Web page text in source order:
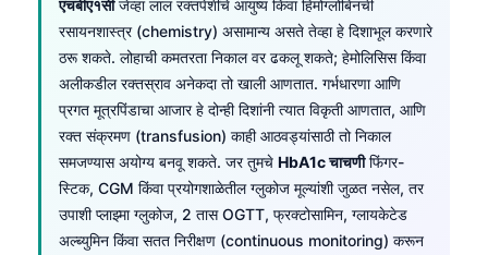
एचबीए१सीजेव्हा लाल रक्तपेशींचे आयुष्य किंवा हिमोग्लोबिनची
रसायनशास्त्र (chemistry) असामान्य असते तेव्हा हे दिशाभूल करणारे
ठरू शकते. लोहाची कमतरता निकाल वर ढकलू शकते; हेमोलिसिस किंवा
अलीकडील रक्तस्राव अनेकदा तो खाली आणतात. गर्भधारणा आणि
प्रगत मूत्रपिंडाचा आजार हे दोन्ही दिशांनी त्यात विकृती आणतात, आणि
रक्त संक्रमण (transfusion) काही आठवड्यांसाठी तो निकाल
समजण्यास अयोग्य बनवू शकते. जर तुमचे HbA1c चाचणीफिंगर-
स्टिक, CGM किंवा प्रयोगशाळेतील ग्लुकोज मूल्यांशी जुळत नसेल, तर
उपाशी प्लाझ्मा ग्लुकोज, 2 तास OGTT, फ्रक्टोसामिन, ग्लायकेटेड
अल्ब्युमिन किंवा सतत निरीक्षण (continuous monitoring) करून